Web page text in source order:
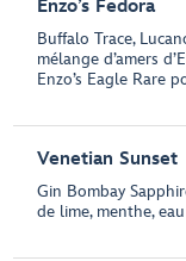
Enzo’s Fedora
Buffalo Trace,
mélange d’amers
Enzo’s Eagle Rare
Venetian Sunset
Gin Bombay
de lime, menthe,